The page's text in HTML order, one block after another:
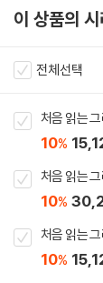
이 상품의
전체선택
처음 읽는
10%
처음 읽는
10%
처음 읽는
10%